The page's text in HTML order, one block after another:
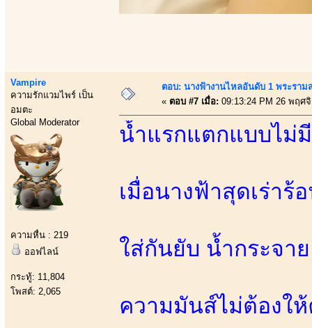
Vampire
ความรักแวมไพร์ เป็น
อมตะ
Global Moderator
ความหื่น : 219
ออฟไลน์
กระทู้: 11,804
โพสต์: 2,065
ตอบ: นางฟ้างานไหลอันดับ 1 พระราม
« ตอบ #7 เมื่อ: 09:13:24 PM 26 พฤศ
น้ำแรกแตกแบบไม่
เมื่อนางฟ้าสุดเร่า
ใส่กันยับ น้ำกระจาย
ความมันส์ไม่ต้องใ